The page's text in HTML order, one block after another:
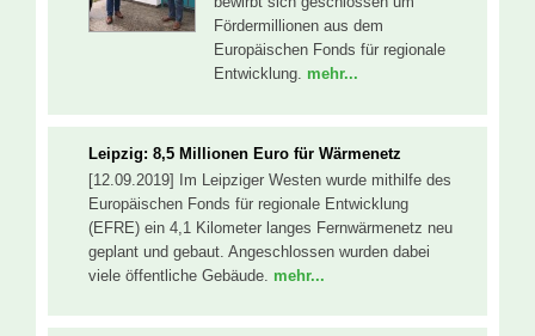
Fördermillionen aus dem
Europäischen Fonds für regionale
Entwicklung. mehr...
Leipzig: 8,5 Millionen Euro für Wärmenetz
[12.09.2019] Im Leipziger Westen wurde mithilfe des
Europäischen Fonds für regionale Entwicklung
(EFRE) ein 4,1 Kilometer langes Fernwärmenetz neu
geplant und gebaut. Angeschlossen wurden dabei
viele öffentliche Gebäude. mehr...